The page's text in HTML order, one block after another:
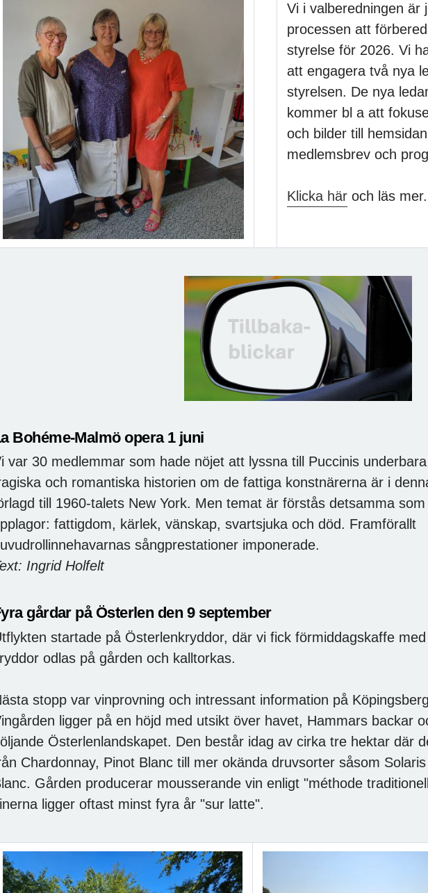
Vi i valberedningen är
processen att
styrelse för 2026. Vi
att engagera två nya
styrelsen. De nya
kommer bl a att
och bilder till
medlemsbrev och
Klicka här och läs mer.
Bohéme-Malmö opera 1 juni
var 30 medlemmar som hade nöjet att lyssna till Puccinis
och romantiska historien om de fattiga konstnärerna är i
till 1960-talets New York. Men temat är förstås detsamma
fattigdom, kärlek, vänskap, svartsjuka och död. Framförallt
sångprestationer imponerade.
Ingrid Holfelt
gårdar på Österlen den 9 september
startade på Österlenkryddor, där vi fick förmiddagskaffe
odlas på gården och kalltorkas.
stopp var vinprovning och intressant information på
ligger på en höjd med utsikt över havet, Hammars backar
Österlenlandskapet. Den består idag av cirka tre hektar där
Chardonnay, Pinot Blanc till mer okända druvsorter såsom Solaris
Gården producerar mousserande vin enligt "méthode
ligger oftast minst fyra år "sur latte".